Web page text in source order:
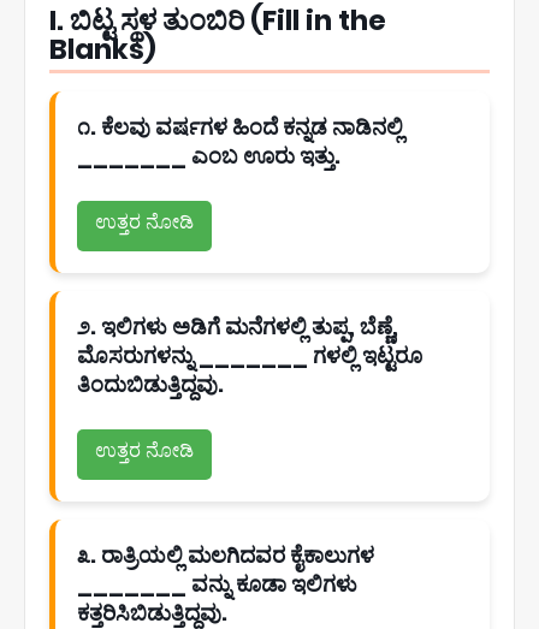
I. ಬಿಟ್ಟ ಸ್ಥಳ ತುಂಬಿರಿ (Fill in the
Blanks)
೧. ಕೆಲವು ವರ್ಷಗಳ ಹಿಂದೆ ಕನ್ನಡ ನಾಡಿನಲ್ಲಿ
_______ ಎಂಬ ಊರು ಇತ್ತು.
ಉತ್ತರ ನೋಡಿ
೨. ಇಲಿಗಳು ಅಡಿಗೆ ಮನೆಗಳಲ್ಲಿ ತುಪ್ಪ, ಬೆಣ್ಣೆ,
ಮೊಸರುಗಳನ್ನು _______ ಗಳಲ್ಲಿ ಇಟ್ಟರೂ
ತಿಂದುಬಿಡುತ್ತಿದ್ದವು.
ಉತ್ತರ ನೋಡಿ
೩. ರಾತ್ರಿಯಲ್ಲಿ ಮಲಗಿದವರ ಕೈಕಾಲುಗಳ
_______ ವನ್ನು ಕೂಡಾ ಇಲಿಗಳು
ಕತ್ತರಿಸಿಬಿಡುತ್ತಿದ್ದವು.